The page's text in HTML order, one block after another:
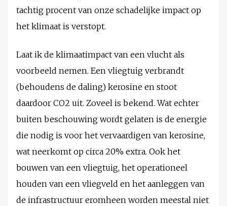
tachtig procent van onze schadelijke impact op
het klimaat is verstopt.
Laat ik de klimaatimpact van een vlucht als
voorbeeld nemen. Een vliegtuig verbrandt
(behoudens de daling) kerosine en stoot
daardoor CO2 uit. Zoveel is bekend. Wat echter
buiten beschouwing wordt gelaten is de energie
die nodig is voor het vervaardigen van kerosine,
wat neerkomt op circa 20% extra. Ook het
bouwen van een vliegtuig, het operationeel
houden van een vliegveld en het aanleggen van
de infrastructuur eromheen worden meestal niet